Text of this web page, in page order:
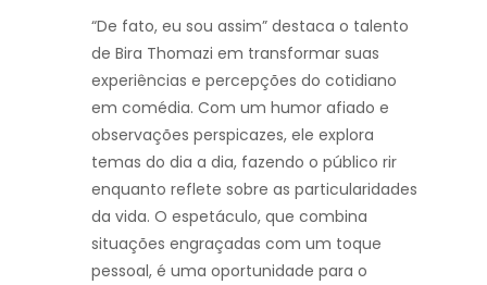
“De fato, eu sou assim” destaca o talento
de Bira Thomazi em transformar suas
experiências e percepções do cotidiano
em comédia. Com um humor afiado e
observações perspicazes, ele explora
temas do dia a dia, fazendo o público rir
enquanto reflete sobre as particularidades
da vida. O espetáculo, que combina
situações engraçadas com um toque
pessoal, é uma oportunidade para o